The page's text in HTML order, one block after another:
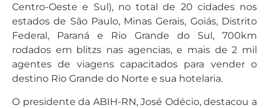
Centro-Oeste e Sul), no total de 20 cidades nos
estados de São Paulo, Minas Gerais, Goiás, Distrito
Federal, Paraná e Rio Grande do Sul, 700km
rodados em blitzs nas agencias, e mais de 2 mil
agentes de viagens capacitados para vender o
destino Rio Grande do Norte e sua hotelaria.
O presidente da ABIH-RN, José Odécio, destacou a